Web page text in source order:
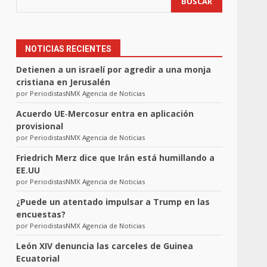
NOTICIAS RECIENTES
Detienen a un israelí por agredir a una monja
cristiana en Jerusalén
por PeriodistasNMX Agencia de Noticias
Acuerdo UE‑Mercosur entra en aplicación
provisional
por PeriodistasNMX Agencia de Noticias
Friedrich Merz dice que Irán está humillando a
EE.UU
por PeriodistasNMX Agencia de Noticias
¿Puede un atentado impulsar a Trump en las
encuestas?
por PeriodistasNMX Agencia de Noticias
León XIV denuncia las carceles de Guinea
Ecuatorial